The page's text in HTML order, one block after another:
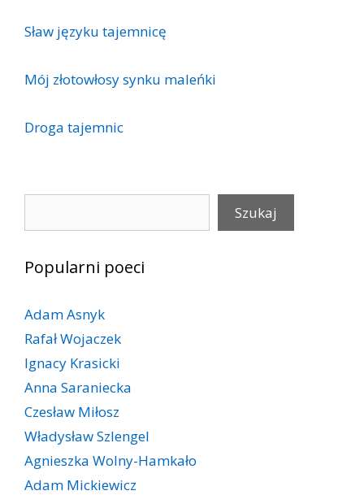
Sław języku tajemnicę
Mój złotowłosy synku maleńki
Droga tajemnic
Szukaj
Popularni poeci
Adam Asnyk
Rafał Wojaczek
Ignacy Krasicki
Anna Saraniecka
Czesław Miłosz
Władysław Szlengel
Agnieszka Wolny-Hamkało
Adam Mickiewicz